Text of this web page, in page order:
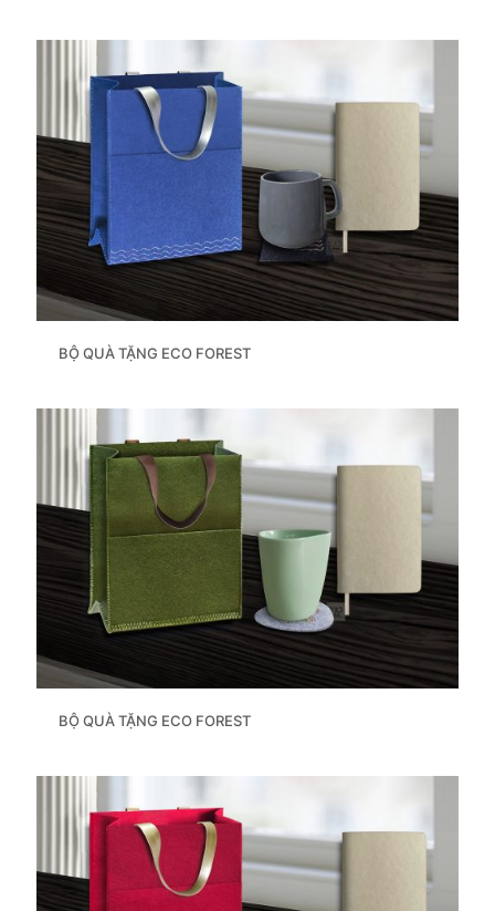
BỘ QUÀ TẶNG ECO FOREST
BỘ QUÀ TẶNG ECO FOREST